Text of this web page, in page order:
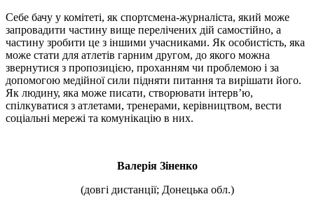
Себе бачу у комітеті, як спортсмена-журналіста, який може
запровадити частину вище перелічених дій самостійно, а
частину зробити це з іншими учасниками. Як особистість, яка
може стати для атлетів гарним другом, до якого можна
звернутися з пропозицією, проханням чи проблемою і за
допомогою медійної сили підняти питання та вирішати його.
Як людину, яка може писати, створювати інтерв’ю,
спілкуватися з атлетами, тренерами, керівництвом, вести
соціальні мережі та комунікацію в них.
Валерія Зіненко
(довгі дистанції; Донецька обл.)